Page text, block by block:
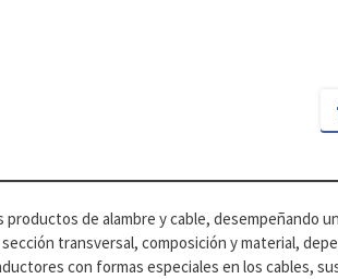
de alambre y cable, desempeñando
transversal, composición y material,
con formas especiales en los cables,